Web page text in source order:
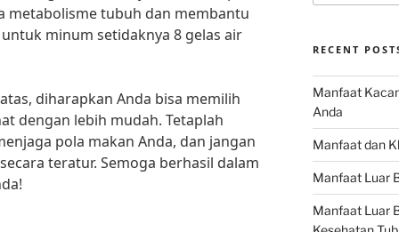
metabolisme tubuh dan membantu
minum setidaknya 8 gelas air
diharapkan Anda bisa memilih
dengan lebih mudah. Tetaplah
pola makan Anda, dan jangan
teratur. Semoga berhasil dalam
RECENT
Manfaat
Anda
Manfaat dan
Manfaat Luar
Manfaat Luar